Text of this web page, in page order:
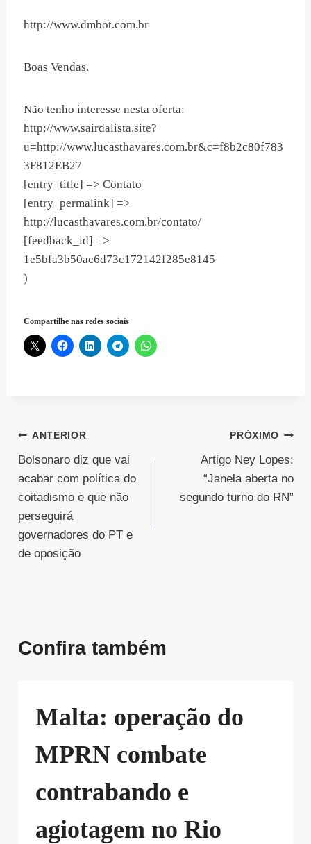
http://www.dmbot.com.br
Boas Vendas.
Não tenho interesse nesta oferta:
http://www.sairdalista.site?
u=http://www.lucasthavares.com.br&c=f8b2c80f783
3F812EB27
[entry_title] => Contato
[entry_permalink] =>
http://lucasthavares.com.br/contato/
[feedback_id] =>
1e5bfa3b50ac6d73c172142f285e8145
)
Compartilhe nas redes sociais
Navegação
de
Post
ANTERIOR
Bolsonaro diz que vai
acabar com política do
coitadismo e que não
perseguirá
governadores do PT e
de oposição
PRÓXIMO
Artigo Ney Lopes:
“Janela aberta no
segundo turno do RN”
Confira também
Malta: operação do
MPRN combate
contrabando e
agiotagem no Rio